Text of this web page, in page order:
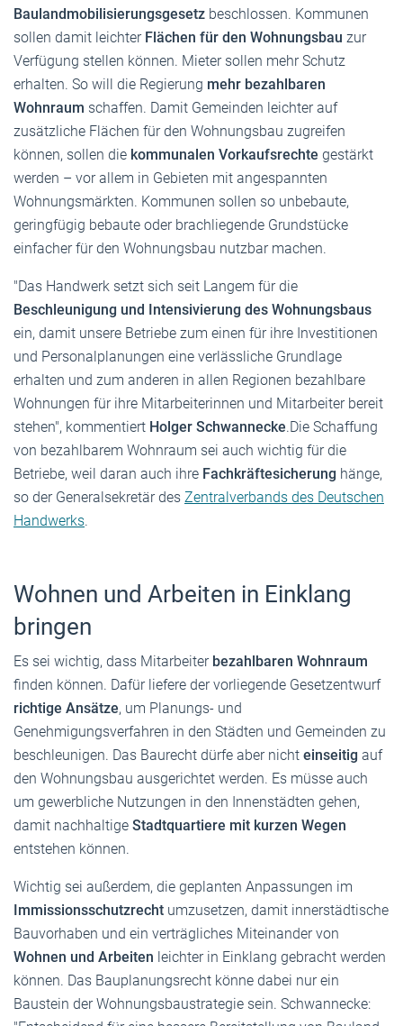
Baulandmobilisierungsgesetz beschlossen. Kommunen
sollen damit leichter Flächen für den Wohnungsbau zur
Verfügung stellen können. Mieter sollen mehr Schutz
erhalten. So will die Regierung mehr bezahlbaren
Wohnraum schaffen. Damit Gemeinden leichter auf
zusätzliche Flächen für den Wohnungsbau zugreifen
können, sollen die kommunalen Vorkaufsrechte gestärkt
werden – vor allem in Gebieten mit angespannten
Wohnungsmärkten. Kommunen sollen so unbebaute,
geringfügig bebaute oder brachliegende Grundstücke
einfacher für den Wohnungsbau nutzbar machen.
"Das Handwerk setzt sich seit Langem für die
Beschleunigung und Intensivierung des Wohnungsbaus
ein, damit unsere Betriebe zum einen für ihre Investitionen
und Personalplanungen eine verlässliche Grundlage
erhalten und zum anderen in allen Regionen bezahlbare
Wohnungen für ihre Mitarbeiterinnen und Mitarbeiter bereit
stehen", kommentiert Holger Schwannecke.Die Schaffung
von bezahlbarem Wohnraum sei auch wichtig für die
Betriebe, weil daran auch ihre Fachkräftesicherung hänge,
so der Generalsekretär des Zentralverbands des Deutschen
Handwerks.
Wohnen und Arbeiten in Einklang
bringen
Es sei wichtig, dass Mitarbeiter bezahlbaren Wohnraum
finden können. Dafür liefere der vorliegende Gesetzentwurf
richtige Ansätze, um Planungs- und
Genehmigungsverfahren in den Städten und Gemeinden zu
beschleunigen. Das Baurecht dürfe aber nicht einseitig auf
den Wohnungsbau ausgerichtet werden. Es müsse auch
um gewerbliche Nutzungen in den Innenstädten gehen,
damit nachhaltige Stadtquartiere mit kurzen Wegen
entstehen können.
Wichtig sei außerdem, die geplanten Anpassungen im
Immissionsschutzrecht umzusetzen, damit innerstädtische
Bauvorhaben und ein verträgliches Miteinander von
Wohnen und Arbeiten leichter in Einklang gebracht werden
können. Das Bauplanungsrecht könne dabei nur ein
Baustein der Wohnungsbaustrategie sein. Schwannecke: